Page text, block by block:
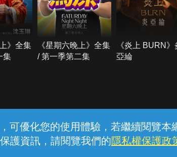
可優化您的使用體驗，若繼續閱覽
護資訊，請閱覽我們的隱私權保護政
》全集
集
《星期六晚上》全集
/ 第一季第二集
《炎上 BURN》
亞綸
線上客服 服務條款 隱私權
中華電信股份有限公司個人家庭分公司 (統一編號：